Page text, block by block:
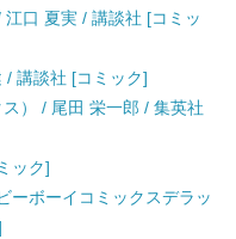
口 夏実 / 講談社 [コミッ
/ 講談社 [コミック]
） / 尾田 栄一郎 / 集英社
ック]
ーボーイコミックスデラッ